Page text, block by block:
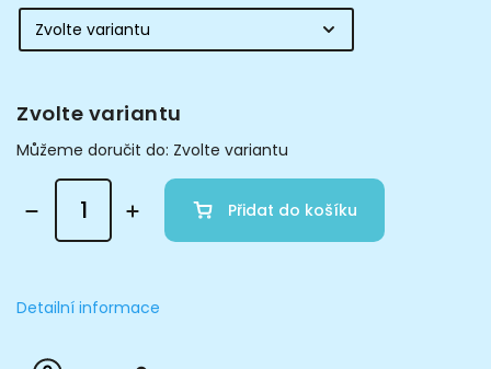
Zvolte variantu
Můžeme doručit do: Zvolte variantu
Přidat do košíku
Detailní informace